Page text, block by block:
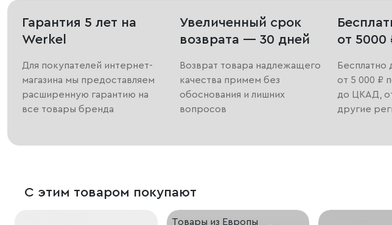
Гарантия 5 лет на
Werkel
Для покупателей интернет-
магазина мы предоставляем
расширенную гарантию на
все товары бренда
Увеличенный срок
возврата — 30 дней
Возврат товара надлежащего
качества примем без
обоснования и лишних
вопросов
от 5000
Бесплатно
от 5 000 ₽
до ЦКАД,
другие
С этим товаром покупают
Товары из Европы